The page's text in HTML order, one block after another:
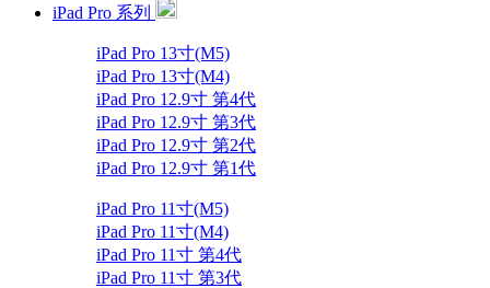
iPad Pro 系列
iPad Pro 13寸(M5)
iPad Pro 13寸(M4)
iPad Pro 12.9寸 第4代
iPad Pro 12.9寸 第3代
iPad Pro 12.9寸 第2代
iPad Pro 12.9寸 第1代
iPad Pro 11寸(M5)
iPad Pro 11寸(M4)
iPad Pro 11寸 第4代
iPad Pro 11寸 第3代